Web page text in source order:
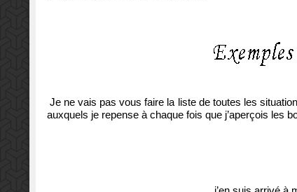
Je ne vais pas vous faire la liste de toutes les
auxquels je repense à chaque fois que j’aperçois les